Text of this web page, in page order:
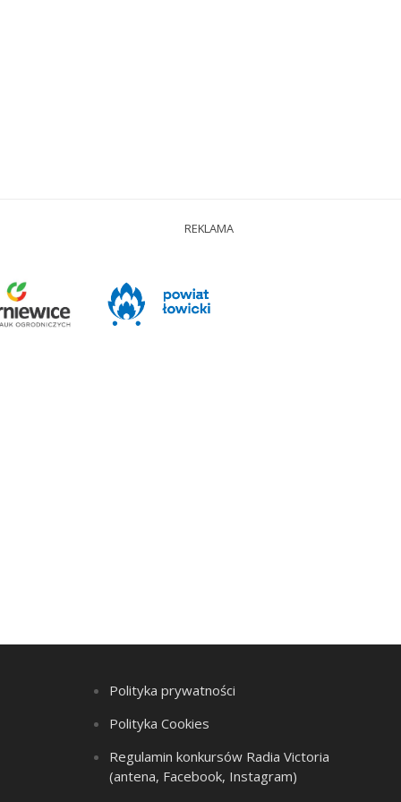
REKLAMA
Polityka prywatności
Polityka Cookies
Regulamin konkursów Radia Victoria
(antena, Facebook, Instagram)